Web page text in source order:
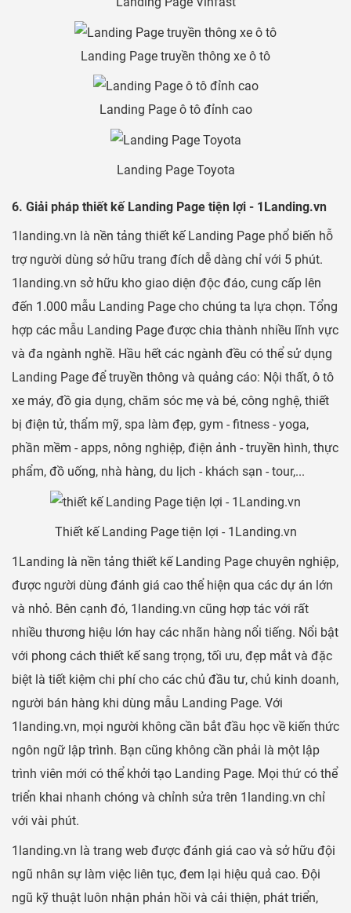
Landing Page truyền thông xe ô tô
Landing Page ô tô đỉnh cao
Landing Page Toyota
6. Giải pháp thiết kế Landing Page tiện lợi - 1Landing.vn
1landing.vn là nền tảng thiết kế Landing Page phổ biến hỗ
trợ người dùng sở hữu trang đích dễ dàng chỉ với 5 phút.
1landing.vn sở hữu kho giao diện độc đáo, cung cấp lên
đến 1.000 mẫu Landing Page cho chúng ta lựa chọn. Tổng
hợp các mẫu Landing Page được chia thành nhiều lĩnh vực
và đa ngành nghề. Hầu hết các ngành đều có thể sử dụng
Landing Page để truyền thông và quảng cáo: Nội thất, ô tô
xe máy, đồ gia dụng, chăm sóc mẹ và bé, công nghệ, thiết
bị điện tử, thẩm mỹ, spa làm đẹp, gym - fitness - yoga,
phần mềm - apps, nông nghiệp, điện ảnh - truyền hình, thực
phẩm, đồ uống, nhà hàng, du lịch - khách sạn - tour,...
Thiết kế Landing Page tiện lợi - 1Landing.vn
1Landing là nền tảng thiết kế Landing Page chuyên nghiệp,
được người dùng đánh giá cao thể hiện qua các dự án lớn
và nhỏ. Bên cạnh đó, 1landing.vn cũng hợp tác với rất
nhiều thương hiệu lớn hay các nhãn hàng nổi tiếng. Nổi bật
với phong cách thiết kế sang trọng, tối ưu, đẹp mắt và đặc
biệt là tiết kiệm chi phí cho các chủ đầu tư, chủ kinh doanh,
người bán hàng khi dùng mẫu Landing Page. Với
1landing.vn, mọi người không cần bắt đầu học về kiến thức
ngôn ngữ lập trình. Bạn cũng không cần phải là một lập
trình viên mới có thể khởi tạo Landing Page. Mọi thứ có thể
triển khai nhanh chóng và chỉnh sửa trên 1landing.vn chỉ
với vài phút.
1landing.vn là trang web được đánh giá cao và sở hữu đội
ngũ nhân sự làm việc liên tục, đem lại hiệu quả cao. Đội
ngũ kỹ thuật luôn nhận phản hồi và cải thiện, phát triển,